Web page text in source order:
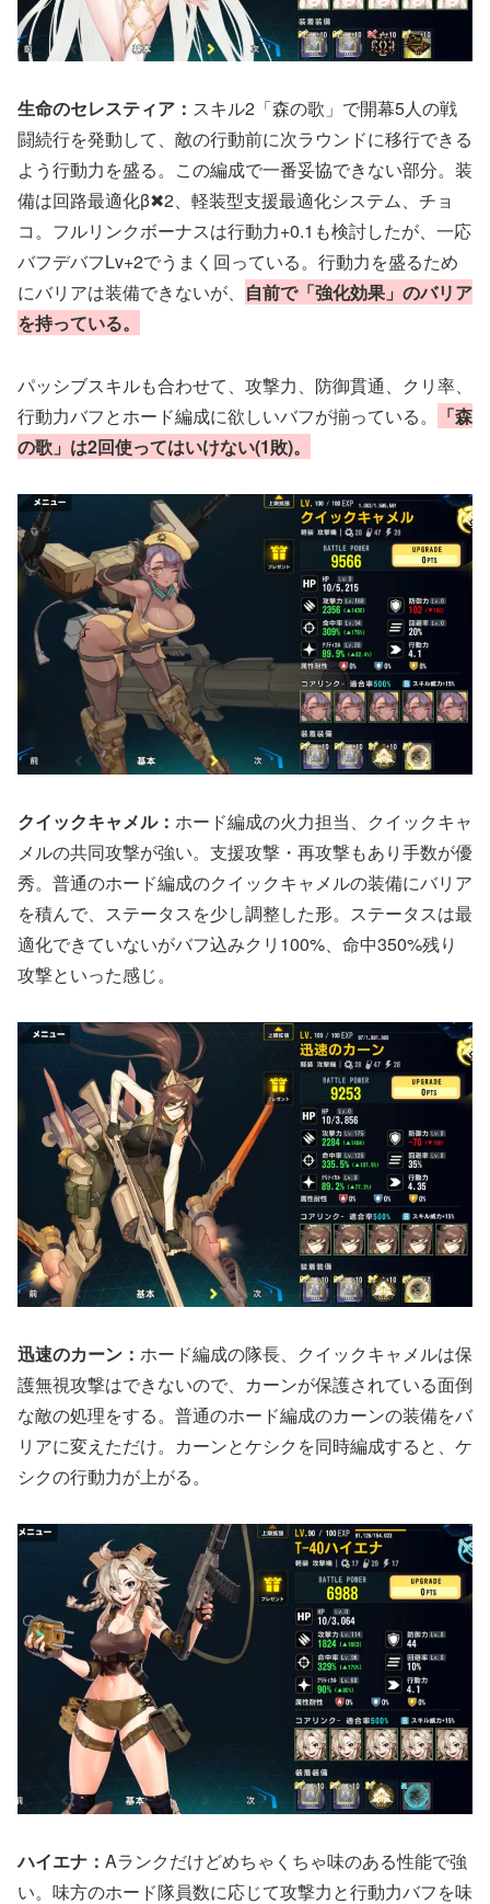
生命のセレスティア： スキル2「森の歌」で開幕5人の戦
闘続行を発動して、敵の行動前に次ラウンドに移行できる
よう行動力を盛る。この編成で一番妥協できない部分。装
備は回路最適化β✖2、軽装型支援最適化システム、チョ
コ。フルリンクボーナスは行動力+0.1も検討したが、一応
バフデバフLv+2でうまく回っている。行動力を盛るため
にバリアは装備できないが、 自前で「強化効果」のバリア
を持っている。
パッシブスキルも合わせて、攻撃力、防御貫通、クリ率、
行動力バフとホード編成に欲しいバフが揃っている。
「森
の歌」は2回使ってはいけない(1敗)。
クイックキャメル： ホード編成の火力担当、クイックキャ
メルの共同攻撃が強い。支援攻撃・再攻撃もあり手数が優
秀。普通のホード編成のクイックキャメルの装備にバリア
を積んで、ステータスを少し調整した形。ステータスは最
適化できていないがバフ込みクリ100%、命中350%残り
攻撃といった感じ。
迅速のカーン： ホード編成の隊長、クイックキャメルは保
護無視攻撃はできないので、カーンが保護されている面倒
な敵の処理をする。普通のホード編成のカーンの装備をバ
リアに変えただけ。カーンとケシクを同時編成すると、ケ
シクの行動力が上がる。
ハイエナ： Aランクだけどめちゃくちゃ味のある性能で強
い。味方のホード隊員数に応じて攻撃力と行動力バフを味